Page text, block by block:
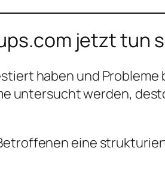
jetzt tun
haben und
untersucht werden,
eine